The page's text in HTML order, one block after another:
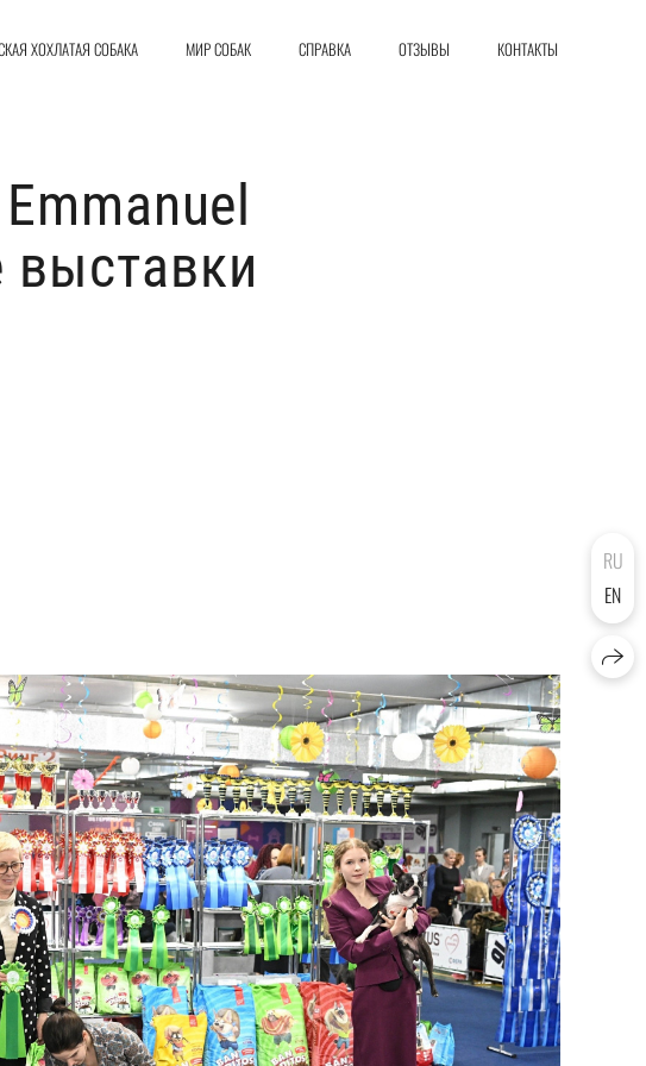
ХОХЛАТАЯ СОБАКА МИР СОБАК СПРАВКА ОТЗЫВЫ КОНТАКТЫ
выставки
RU
EN